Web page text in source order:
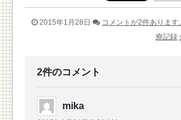
2015年1月28日 コメントが2件あります。
療記録
2件のコメント
mika